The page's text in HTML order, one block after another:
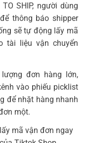
SHIP, người dùng
thông báo shipper
sẽ tự động lấy mã
tài liệu vận chuyển
đơn hàng lớn,
vào phiếu picklist
để nhặt hàng nhanh
một.
mã vận đơn ngay